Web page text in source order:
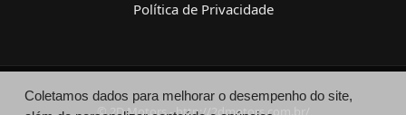
Política de Privacidade
© 2D Motors - http://2dmotors.com.br/
Coletamos dados para melhorar o desempenho do site,